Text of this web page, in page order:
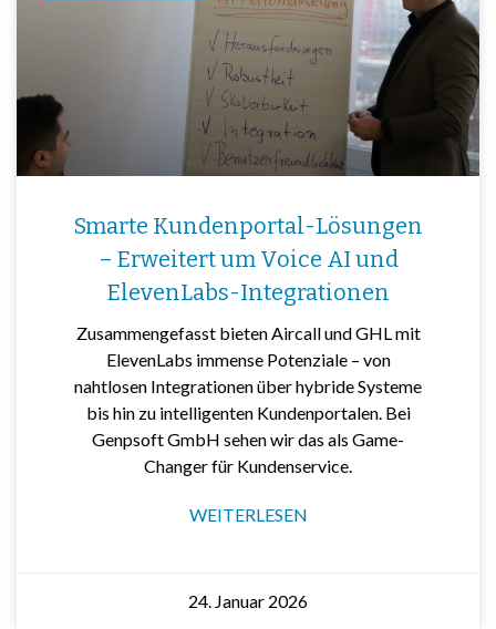
Smarte Kundenportal-Lösungen
– Erweitert um Voice AI und
ElevenLabs-Integrationen
Zusammengefasst bieten Aircall und GHL mit
ElevenLabs immense Potenziale – von
nahtlosen Integrationen über hybride Systeme
bis hin zu intelligenten Kundenportalen. Bei
Genpsoft GmbH sehen wir das als Game-
Changer für Kundenservice.
WEITERLESEN
24. Januar 2026